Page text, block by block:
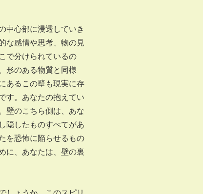
中心部に浸透していき
な感情や思考、物の見
で分けられているの
形のある物質と同様
あるこの壁も現実に存
す。あなたの抱えてい
壁のこちら側は、あな
隠したものすべてがあ
を恐怖に陥らせるもの
に、あなたは、壁の裏